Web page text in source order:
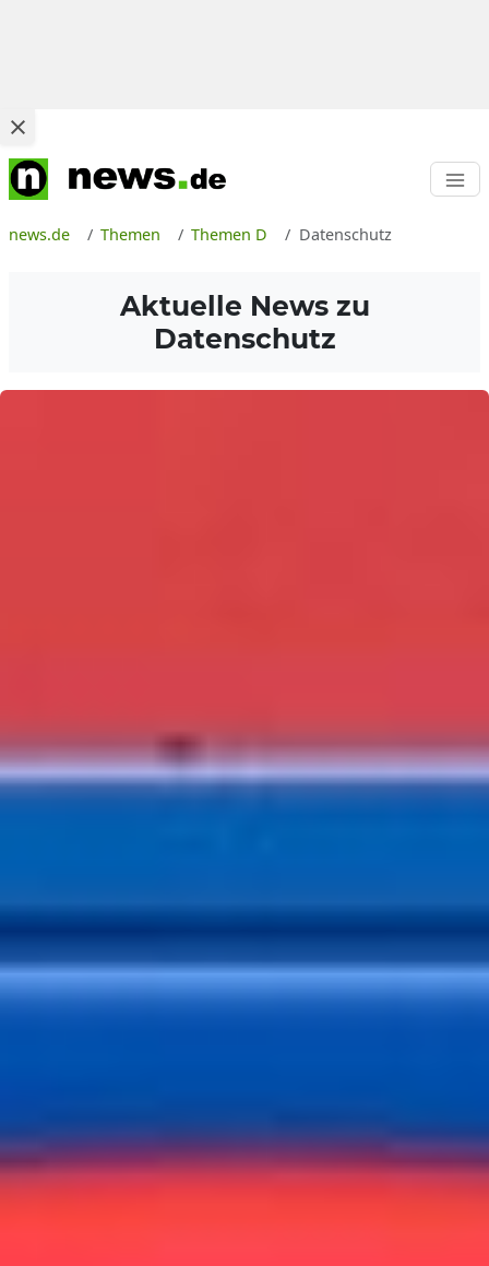
news.de Themen Themen D Datenschutz
Aktuelle News zu
Datenschutz